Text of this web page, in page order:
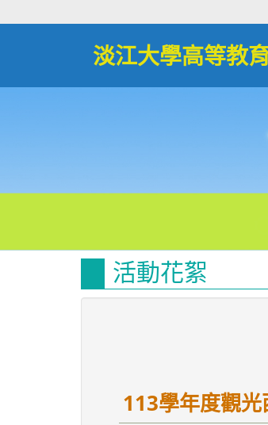
淡江大學高等教
活動花絮
113學年度觀